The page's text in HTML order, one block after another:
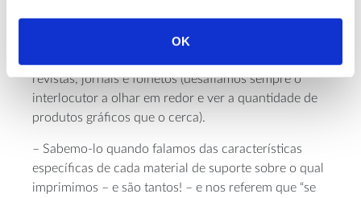
OK
fundamental no funcionamento da sociedade. Apesar
de cada vez menos, ainda encontramos quem nos
revistas, jornais e folhetos (desafiamos sempre o
interlocutor a olhar em redor e ver a quantidade de
produtos gráficos que o cerca).
– Sabemo-lo quando falamos das características
específicas de cada material de suporte sobre o qual
imprimimos – e são tantos! – e nos referem que “se